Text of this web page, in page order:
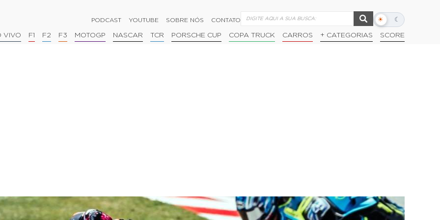
PODCAST YOUTUBE SOBRE NÓS CONTATO ☀ ☾
Alternar
escuro
VIVO F1 F2 F3 MOTOGP NASCAR TCR PORSCHE CUP COPA TRUCK CARROS + CATEGORIAS SCORE